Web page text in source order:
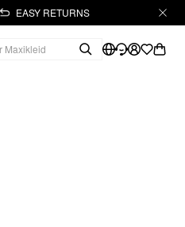
EASY RETURNS